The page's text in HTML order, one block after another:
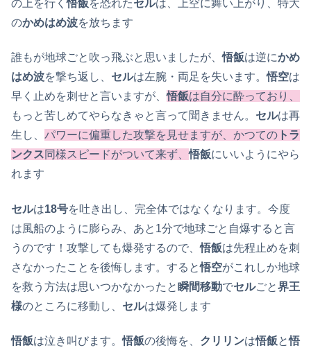
の上を行く悟飯を恐れたセルは、上空に舞い上がり、特大
のかめはめ波を放ちます
誰もが地球ごと吹っ飛ぶと思いましたが、悟飯は逆にかめ
はめ波を撃ち返し、 セルは左腕・両足を失います。悟空は
早く止めを刺せと言いますが、悟飯は自分に酔っており、
もっと苦しめてやらなきゃと言って聞きません。 セルは再
生し、 パワーに偏重した攻撃を見せますが、かつての トラ
ンクス 同様スピードがついて来ず、悟飯にいいようにやら
れます
セルは18号を吐き出し、完全体ではなくなります。今度
は風船のように膨らみ、あと1分で地球ごと自爆すると言
うのです！攻撃しても爆発するので、悟飯は先程止めを刺
さなかったことを後悔します。すると悟空がこれしか地球
を救う方法は思いつかなかったと瞬間移動でセルごと界王
様のところに移動し、 セルは爆発します
悟飯は泣き叫びます。悟飯の後悔を、 クリリンは悟飯と悟